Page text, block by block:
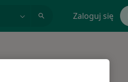
Zaloguj się